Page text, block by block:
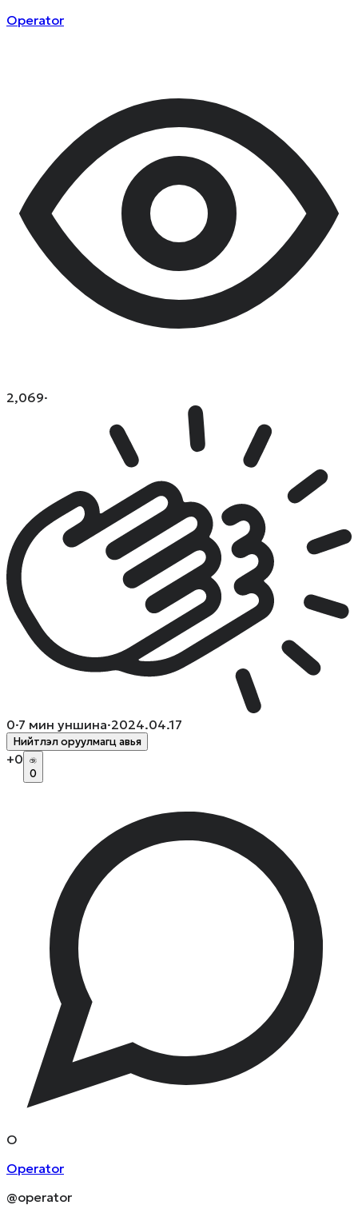
Operator
2,069·
0·7 мин уншина·2024.04.17
Нийтлэл оруулмагц авья
+0
0
O
Operator
@operator